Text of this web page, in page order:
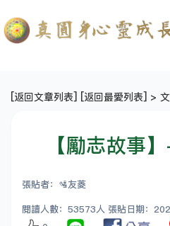
[返回文章列表] [返回最愛列表] >
【勵志故事
張貼者：🛂友菱
閱讀人數：53573人 張貼日期：